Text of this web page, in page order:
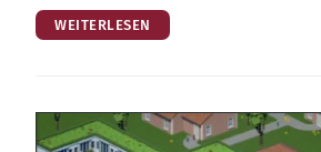
WEITERLESEN